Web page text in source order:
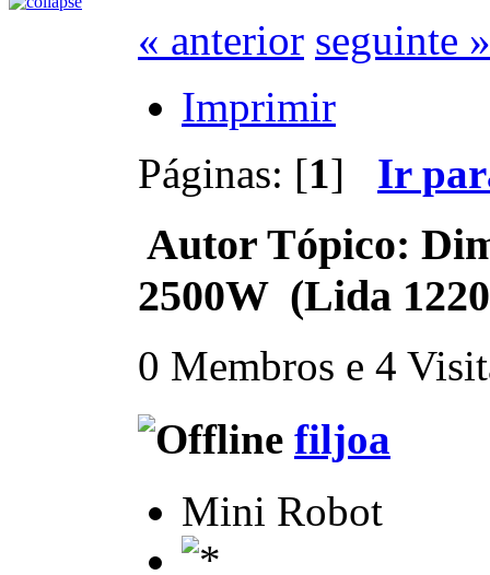
« anterior seguinte »
Imprimir
Páginas: [1] Ir
Autor Tópico:
2500W (Lida
0 Membros e 4
filjoa
Mini Robot